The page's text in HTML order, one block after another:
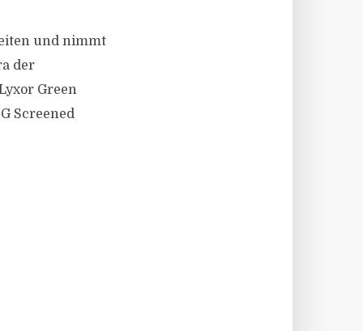
und nimmt
der
Green
Screened